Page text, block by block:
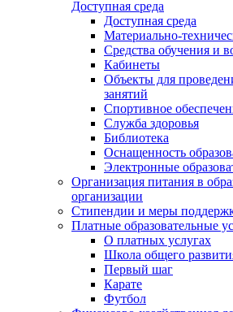
Доступная среда
Доступная среда
Материально-
Средства обучения и
Кабинеты
Объекты для
занятий
Спортивное
Служба здоровья
Библиотека
Оснащенность
Электронные
Организация питания в
организации
Стипендии и меры
Платные образовательные
О платных услугах
Школа общего
Первый шаг
Карате
Футбол